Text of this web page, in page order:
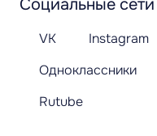
Социальные сети
VK Instagram
Одноклассники
Rutube